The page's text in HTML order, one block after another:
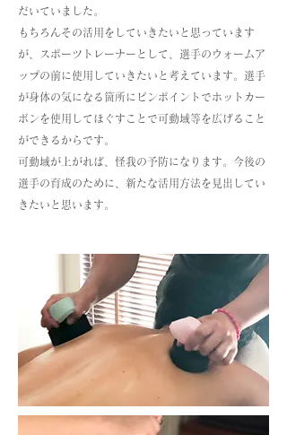
だいていました。
もちろんその活用をしていきたいと思っています
が、スポーツトレーナーとして、選手のウォームア
ップの前に使用していきたいと考えています。選手
が身体の気になる箇所にピンポイントでホットカー
ボンを使用してほぐすことで可動域等を広げること
ができるからです。
可動域が上がれば、怪我の予防になります。今後の
選手の育成のために、新たな活用方法を見出してい
きたいと思います。